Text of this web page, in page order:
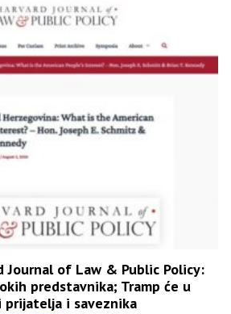
Journal of Law & Public Policy:
predstavnika; Tramp će u
i saveznika